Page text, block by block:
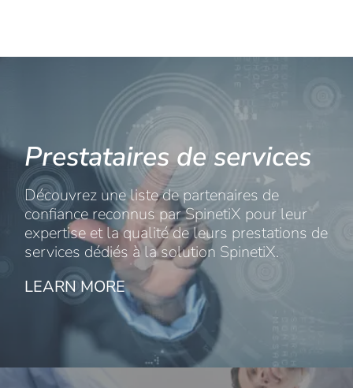
Prestataires de services
Découvrez une liste de partenaires de
confiance reconnus par SpinetiX pour leur
expertise et la qualité de leurs prestations de
services dédiés à la solution SpinetiX.
LEARN MORE